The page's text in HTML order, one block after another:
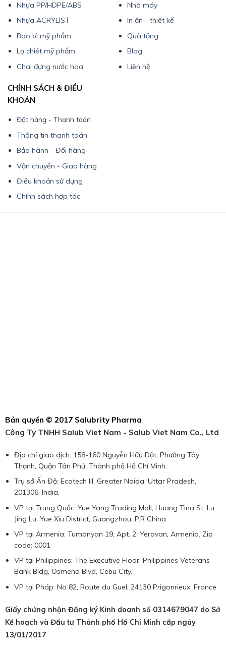
Nhựa PP/HDPE/ABS
Nhựa ACRYLIST
Bao bì mỹ phẩm
Lọ chiết mỹ phẩm
Chai đựng nước hoa
Nhà máy
In ấn - thiết kế
Quà tặng
Blog
Liên hệ
CHÍNH SÁCH & ĐIỀU
KHOẢN
Đặt hàng - Thanh toán
Thông tin thanh toán
Bảo hành - Đổi hàng
Vận chuyển - Giao hàng
Điều khoản sử dụng
Chính sách hợp tác
Bản quyền © 2017 Salubrity Pharma
Công Ty TNHH Salub Viet Nam - Salub Viet Nam Co., Ltd
Địa chỉ giao dịch: 158-160 Nguyễn Hữu Dật, Phường Tây
Thạnh, Quận Tân Phú, Thành phố Hồ Chí Minh.
Trụ sở Ấn Độ: Ecotech III, Greater Noida, Uttar Pradesh,
201306, India.
VP tại Trung Quốc: Yue Yang Trading Mall, Huang Tina St, Lu
Jing Lu, Yue Xiu District, Guangzhou, P.R China.
VP tại Armenia: Tumanyan 19, Apt. 2, Yeravan, Armenia. Zip
code: 0001
VP tại Philippines: The Executive Floor, Philippines Veterans
Bank Bldg, Osmena Blvd, Cebu City.
VP tại Pháp: No 82, Route du Guel, 24130 Prigonrieux, France
Giấy chứng nhận Đăng ký Kinh doanh số 0314679047 do Sở
Kế hoạch và Đầu tư Thành phố Hồ Chí Minh cấp ngày
13/01/2017